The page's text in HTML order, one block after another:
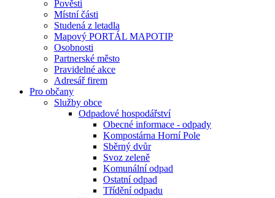
Pověsti
Místní části
Studená z letadla
Mapový PORTÁL MAPOTIP
Osobnosti
Partnerské město
Pravidelné akce
Adresář firem
Pro občany
Služby obce
Odpadové hospodářství
Obecné informace - odpady
Kompostárna Horní Pole
Sběrný dvůr
Svoz zeleně
Komunální odpad
Ostatní odpad
Třídění odpadu